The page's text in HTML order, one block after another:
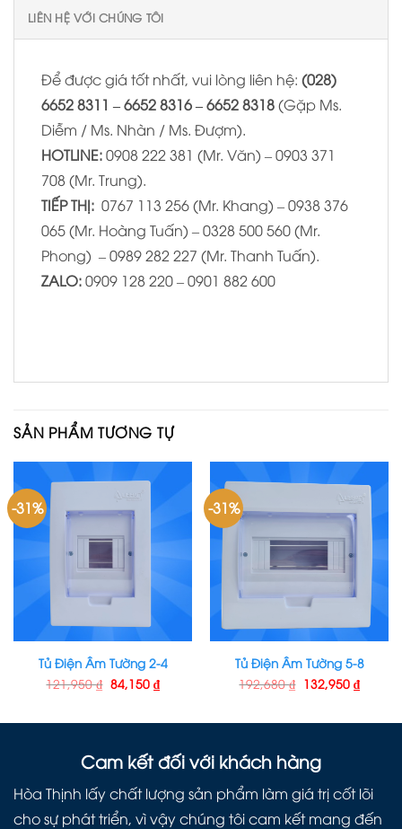
LIÊN HỆ VỚI CHÚNG TÔI
Để được giá tốt nhất, vui lòng liên hệ: (028)
6652 8311 – 6652 8316 – 6652 8318(Gặp Ms.
Diễm / Ms. Nhàn / Ms. Đượm).
HOTLINE:0908 222 381 (Mr. Văn) – 0903 371
708 (Mr. Trung).
TIẾP THỊ: 0767 113 256 (Mr. Khang) – 0938 376
065 (Mr. Hoàng Tuấn) – 0328 500 560 (Mr.
Phong) – 0989 282 227 (Mr. Thanh Tuấn).
ZALO:0909 128 220 – 0901 882 600
SẢN PHẨM TƯƠNG TỰ
-31%
Tủ Điện Âm Tường 2-4
121,950₫ 84,150 ₫
-31%
Tủ Điện Âm Tường 5-8
192,680₫ 132,950 ₫
Cam kết đối với khách hàng
Hòa Thịnh lấy chất lượng sản phẩm làm giá trị cốt lõi
cho sự phát triển, vì vậy chúng tôi cam kết mang đến